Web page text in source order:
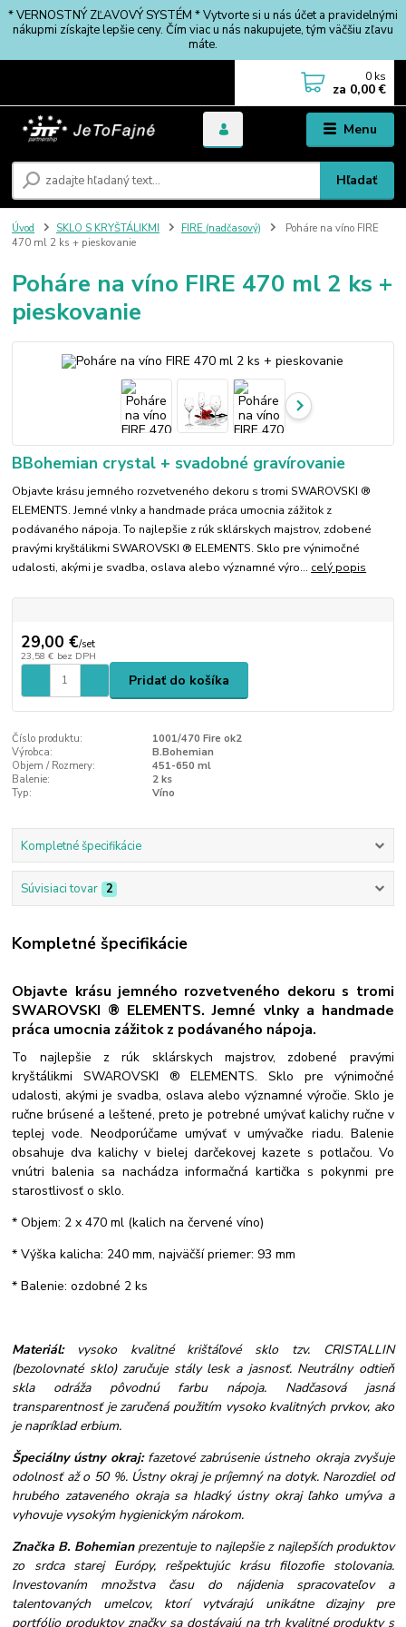
* VERNOSTNÝ ZĽAVOVÝ SYSTÉM * Vytvorte si u nás účet a pravidelnými
nákupmi získajte lepšie ceny. Čím viac u nás nakupujete, tým väčšiu zľavu
máte.
Menu
Hľadať
0 ks
za 0,00 €
Úvod SKLO S KRYŠTÁLIKMI FIRE (nadčasový)
Poháre na víno FIRE
470 ml 2 ks + pieskovanie
Poháre na víno FIRE 470 ml 2 ks +
pieskovanie
BBohemian crystal + svadobné gravírovanie
Objavte krásu jemného rozvetveného dekoru s tromi SWAROVSKI ®
ELEMENTS. Jemné vlnky a handmade práca umocnia zážitok z
podávaného nápoja. To najlepšie z rúk sklárskych majstrov, zdobené
pravými kryštálikmi SWAROVSKI ® ELEMENTS. Sklo pre výnimočné
udalosti, akými je svadba, oslava alebo významné výro... celý popis
29,00 €/set
23,58 € bez DPH
Pridať do košíka
Číslo produktu:
1001/470 Fire ok2
Výrobca:
B.Bohemian
Objem / Rozmery:
451-650 ml
Balenie:
2 ks
Typ:
Víno
Kompletné špecifikácie
Súvisiaci tovar 2
Kompletné špecifikácie
Objavte krásu jemného rozvetveného dekoru s tromi
SWAROVSKI ® ELEMENTS. Jemné vlnky a handmade
práca umocnia zážitok z podávaného nápoja.
To najlepšie z rúk sklárskych majstrov, zdobené pravými
kryštálikmi SWAROVSKI ® ELEMENTS. Sklo pre výnimočné
udalosti, akými je svadba, oslava alebo významné výročie. Sklo je
ručne brúsené a leštené, preto je potrebné umývať kalichy ručne v
teplej vode. Neodporúčame umývať v umývačke riadu. Balenie
obsahuje dva kalichy v bielej darčekovej kazete s potlačou. Vo
vnútri balenia sa nachádza informačná kartička s pokynmi pre
starostlivosť o sklo.
* Objem: 2 x 470 ml (kalich na červené víno)
* Výška kalicha: 240 mm, najväčší priemer: 93 mm
* Balenie: ozdobné 2 ks
Materiál:
vysoko kvalitné krištáľové sklo tzv. CRISTALLIN
(bezolovnaté sklo) zaručuje stály lesk a jasnosť. Neutrálny odtieň
skla odráža pôvodnú farbu nápoja. Nadčasová jasná
transparentnosť je zaručená použitím vysoko kvalitných prvkov, ako
je napríklad erbium.
Špeciálny ústny okraj:fazetové zabrúsenie ústneho okraja zvyšuje
odolnosť až o 50 %. Ústny okraj je príjemný na dotyk. Narozdiel od
hrubého zataveného okraja sa hladký ústny okraj ľahko umýva a
vyhovuje vysokým hygienickým nárokom.
Značka B. Bohemianprezentuje to najlepšie z najlepších produktov
zo srdca starej Európy, rešpektujúc krásu filozofie stolovania.
Investovaním množstva času do nájdenia spracovateľov a
talentovaných umelcov, ktorí vytvárajú unikátne dizajny pre
portfólio produktov značky sa dostávajú na trh kvalitné produkty s